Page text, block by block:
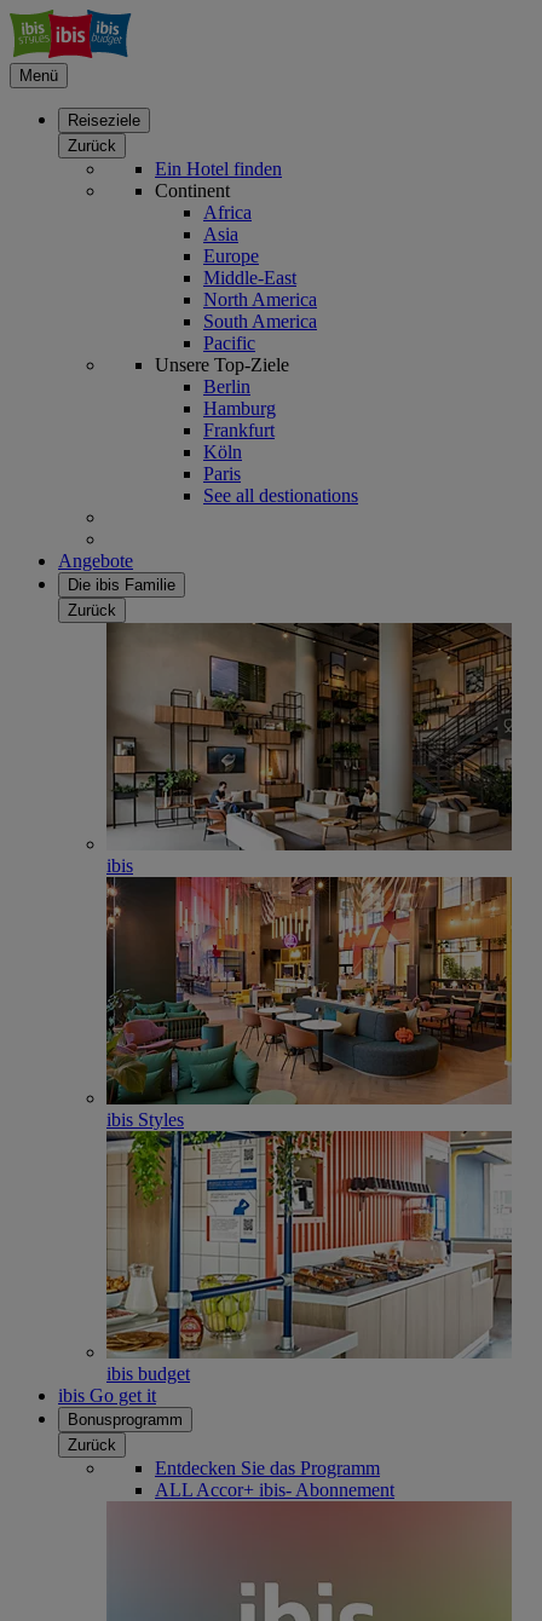
Menü
Reiseziele
Zurück
Ein Hotel finden
Continent
Africa
Asia
Europe
Middle-East
North America
South America
Pacific
Unsere Top-Ziele
Berlin
Hamburg
Frankfurt
Köln
Paris
See all destionations
Angebote
Die ibis Familie
Zurück
ibis
ibis Styles
ibis budget
ibis Go get it
Bonusprogramm
Zurück
Entdecken Sie das Programm
ALL Accor+ ibis- Abonnement